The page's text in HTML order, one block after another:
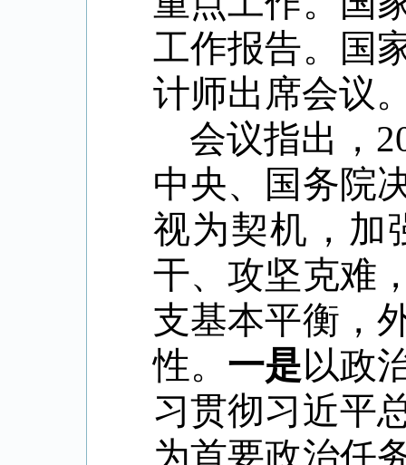
工作报告。国
计师出席会议
会议指出，
中央、国务院
视为契机，加
干、攻坚克难
支基本平衡，
性。 一是以政
习贯彻习近平
为首要政治任